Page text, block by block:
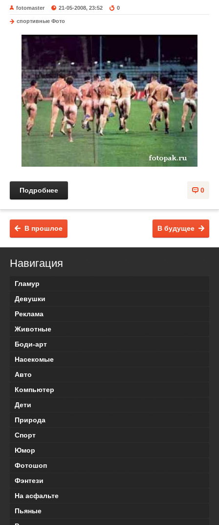
fotomaster 21-05-2008, 23:52 0
спортивные Фото
0
Подробнее
В будущее
В прошлое
Навигация
Гламур
Девушки
Реклама
Животные
Боди-арт
Насекомые
Авто
Компьютер
Дети
Природа
Спорт
Юмор
Фотошоп
Фэнтези
На асфальте
Пьяные